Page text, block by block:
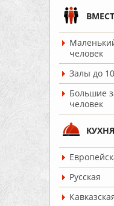
человек
Залы до
Большие
человек
Русская